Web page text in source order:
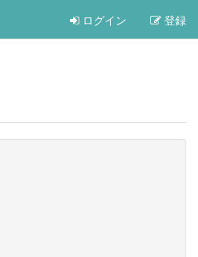
ログイン 登録